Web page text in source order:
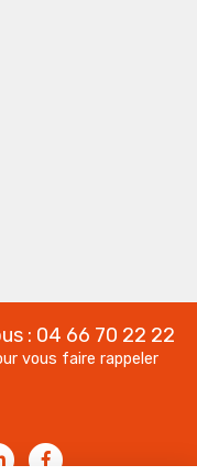
: 04 66 70 22 22
vous faire rappeler